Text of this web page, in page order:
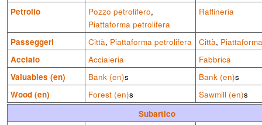
Petrolio
Pozzo petrolifero,
Piattaforma petrolifera
Raffineria
Passeggeri Città, Piattaforma petrolifera Città,
Acciaio
Acciaieria
Fabbrica
Valuables (en)
Bank (en)s Bank (en)s
Wood (en)
Forest (en)s Sawmill (en)s
Subartico